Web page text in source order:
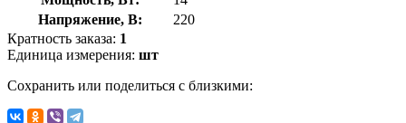
Напряжение, В:
220
Кратность заказа: 1
Единица измерения: шт
Сохранить или поделиться с близкими: